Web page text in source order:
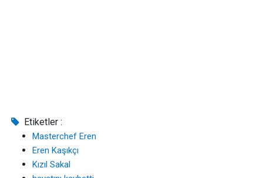
Etiketler :
Masterchef Eren
Eren Kaşıkçı
Kızıl Sakal